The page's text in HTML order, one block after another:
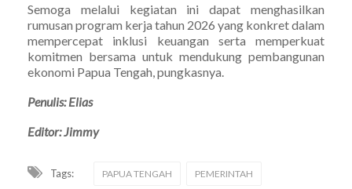
Semoga melalui kegiatan ini dapat menghasilkan
rumusan program kerja tahun 2026 yang konkret dalam
mempercepat inklusi keuangan serta memperkuat
komitmen bersama untuk mendukung pembangunan
ekonomi Papua Tengah, pungkasnya.
Penulis: Elias
Editor: Jimmy
Tags: PAPUA TENGAH PEMERINTAH